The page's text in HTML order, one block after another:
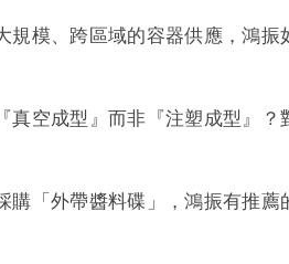
規模、跨區域的容器供應，鴻振
真空成型』而非『注塑成型』？
購「外帶醬料碟」，鴻振有推薦